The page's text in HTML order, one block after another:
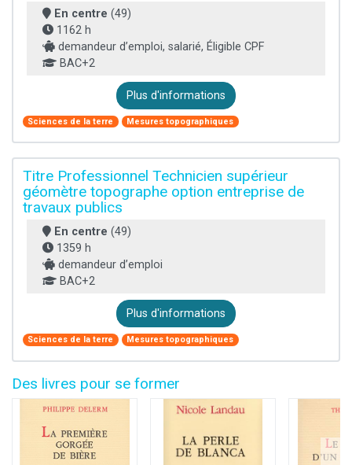
En centre (49)
1162 h
demandeur d’emploi, salarié, Éligible CPF
BAC+2
Plus d'informations
Sciences de la terre Mesures topographiques
Titre Professionnel Technicien supérieur
géomètre topographe option entreprise de
travaux publics
En centre (49)
1359 h
demandeur d’emploi
BAC+2
Plus d'informations
Sciences de la terre Mesures topographiques
Des livres pour se former